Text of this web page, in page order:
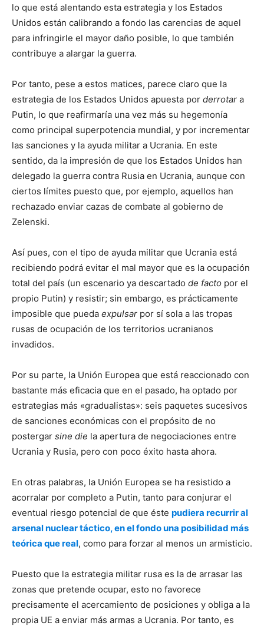
lo que está alentando esta estrategia y los Estados
Unidos están calibrando a fondo las carencias de aquel
para infringirle el mayor daño posible, lo que también
contribuye a alargar la guerra.
Por tanto, pese a estos matices, parece claro que la
estrategia de los Estados Unidos apuesta por derrotar a
Putin, lo que reafirmaría una vez más su hegemonía
como principal superpotencia mundial, y por incrementar
las sanciones y la ayuda militar a Ucrania. En este
sentido, da la impresión de que los Estados Unidos han
delegado la guerra contra Rusia en Ucrania, aunque con
ciertos límites puesto que, por ejemplo, aquellos han
rechazado enviar cazas de combate al gobierno de
Zelenski.
Así pues, con el tipo de ayuda militar que Ucrania está
recibiendo podrá evitar el mal mayor que es la ocupación
total del país (un escenario ya descartado de facto por el
propio Putin) y resistir; sin embargo, es prácticamente
imposible que pueda expulsar por sí sola a las tropas
rusas de ocupación de los territorios ucranianos
invadidos.
Por su parte, la Unión Europea que está reaccionado con
bastante más eficacia que en el pasado, ha optado por
estrategias más «gradualistas»: seis paquetes sucesivos
de sanciones económicas con el propósito de no
postergar sine die la apertura de negociaciones entre
Ucrania y Rusia, pero con poco éxito hasta ahora.
En otras palabras, la Unión Europea se ha resistido a
acorralar por completo a Putin, tanto para conjurar el
eventual riesgo potencial de que éste pudiera recurrir al
arsenal nuclear táctico, en el fondo una posibilidad más
teórica que real, como para forzar al menos un armisticio.
Puesto que la estrategia militar rusa es la de arrasar las
zonas que pretende ocupar, esto no favorece
precisamente el acercamiento de posiciones y obliga a la
propia UE a enviar más armas a Ucrania. Por tanto, es